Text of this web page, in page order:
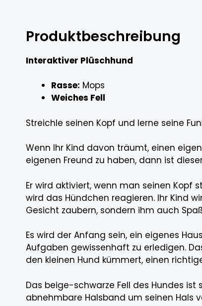
Produktbeschreibung
Interaktiver Plüschhund
Rasse: Mops
Weiches Fell
Streichle seinen Kopf und lerne seine
Wenn Ihr Kind davon träumt, einen
eigenen Freund zu haben, dann ist
Er wird aktiviert, wenn man seinen Kopf
wird das Hündchen reagieren. Ihr Kind
Gesicht zaubern, sondern ihm auch
Es wird der Anfang sein, ein eigenes
Aufgaben gewissenhaft zu erledigen.
den kleinen Hund kümmert, einen
Das beige-schwarze Fell des Hundes
abnehmbare Halsband um seinen Hals